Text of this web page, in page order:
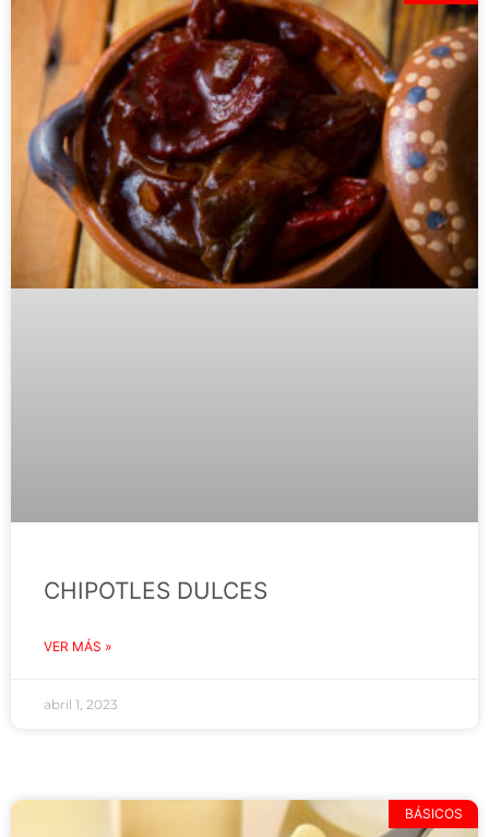
CHIPOTLES DULCES
VER MÁS »
abril 1, 2023
BÁSICOS